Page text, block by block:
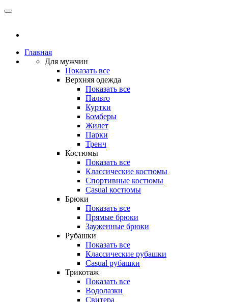
Главная
Для мужчин
Показать все
Верхняя одежда
Показать все
Пальто
Куртки
Бомберы
Жилет
Парки
Тренч
Костюмы
Показать все
Классические костюмы
Спортивные костюмы
Casual костюмы
Брюки
Показать все
Прямые брюки
Зауженные брюки
Рубашки
Показать все
Классические рубашки
Casual рубашки
Трикотаж
Показать все
Водолазки
Свитера